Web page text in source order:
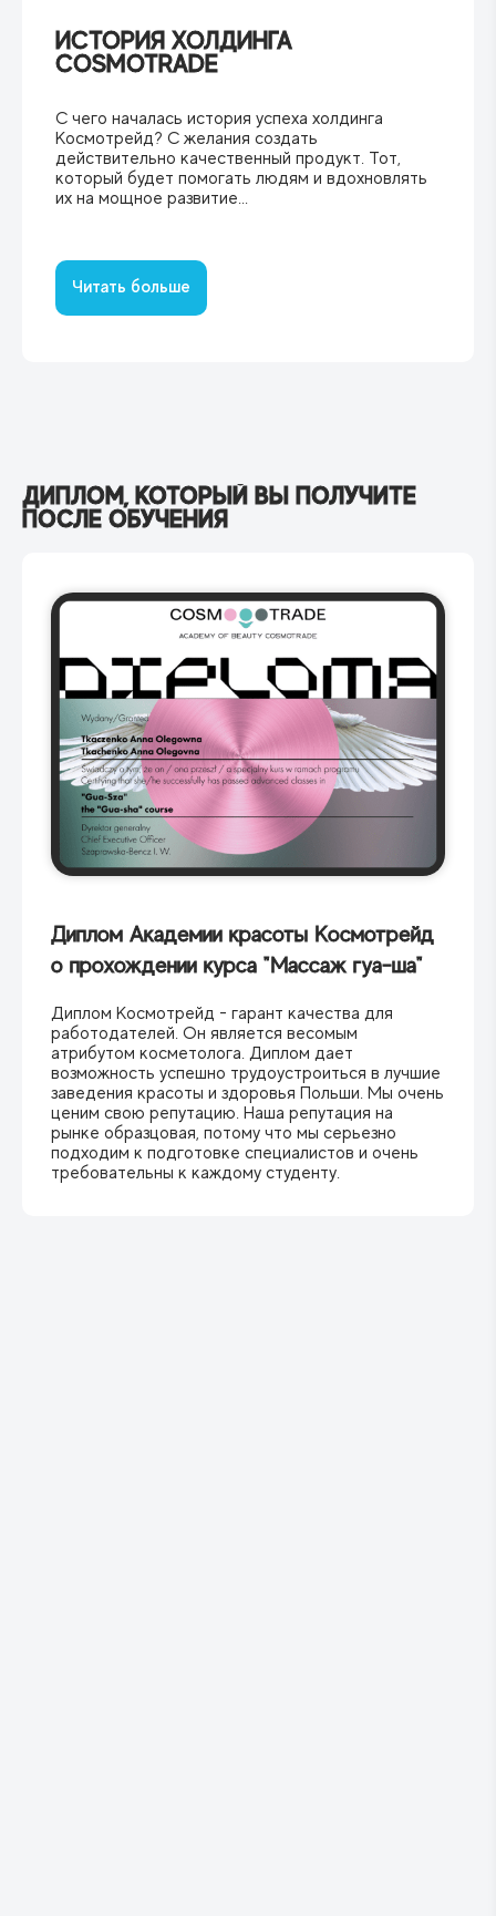
ИСТОРИЯ ХОЛДИНГА
COSMOTRADE
С чего началась история успеха холдинга
Космотрейд? ‍С желания создать
действительно качественный продукт. Тот,
который будет помогать людям и вдохновлять
их на мощное развитие...
Читать больше
ДИПЛОМ, КОТОРЫЙ ВЫ ПОЛУЧИТЕ
ПОСЛЕ ОБУЧЕНИЯ
Диплом Академии красоты Космотрейд
о прохождении курса "Массаж гуа-ша"
Диплом Космотрейд - гарант качества для
работодателей. Он является весомым
атрибутом косметолога. Диплом дает
возможность успешно трудоустроиться в лучшие
заведения красоты и здоровья Польши. Мы очень
ценим свою репутацию. Наша репутация на
рынке образцовая, потому что мы серьезно
подходим к подготовке специалистов и очень
требовательны к каждому студенту.